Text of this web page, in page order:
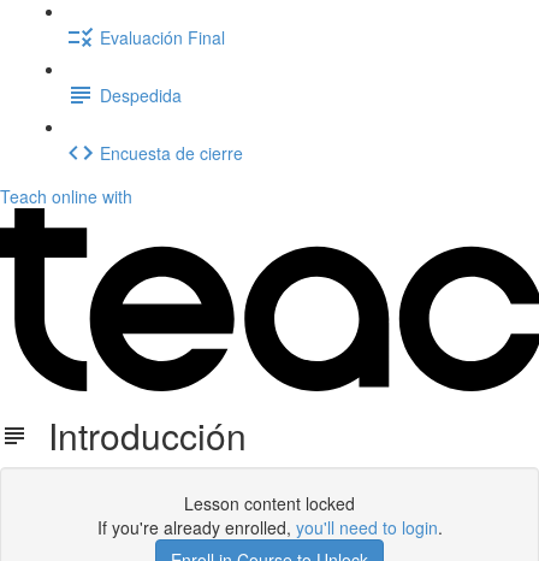
Evaluación Final
Despedida
Encuesta de cierre
Teach online with
Introducción
Lesson content locked
If you're already enrolled, you'll need to login.